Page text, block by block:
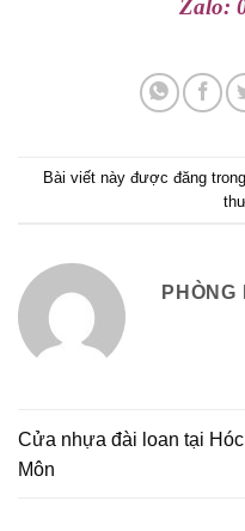
Zalo:
Bài viết này được đăng trong
PHÒNG
Cửa nhựa đài loan tại Hóc
Môn